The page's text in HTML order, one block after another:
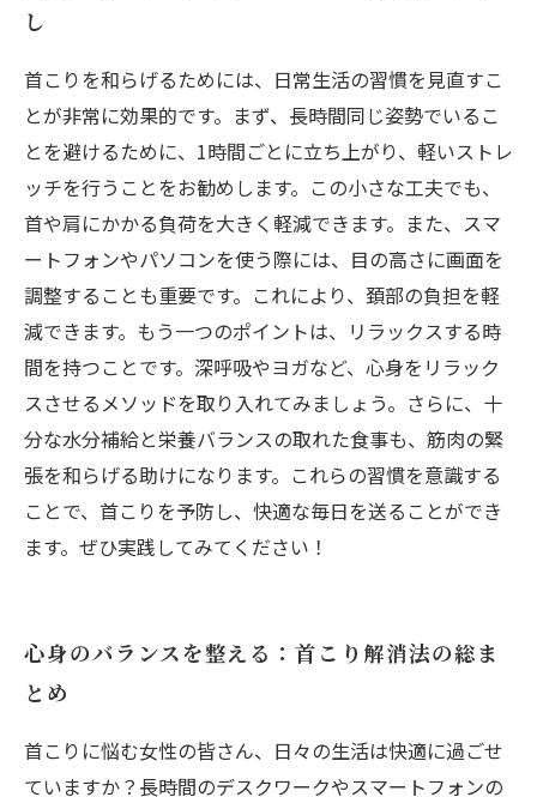
し
首こりを和らげるためには、日常生活の習慣を見直すこ
とが非常に効果的です。まず、長時間同じ姿勢でいるこ
とを避けるために、1時間ごとに立ち上がり、軽いストレ
ッチを行うことをお勧めします。この小さな工夫でも、
首や肩にかかる負荷を大きく軽減できます。また、スマ
ートフォンやパソコンを使う際には、目の高さに画面を
調整することも重要です。これにより、頚部の負担を軽
減できます。もう一つのポイントは、リラックスする時
間を持つことです。深呼吸やヨガなど、心身をリラック
スさせるメソッドを取り入れてみましょう。さらに、十
分な水分補給と栄養バランスの取れた食事も、筋肉の緊
張を和らげる助けになります。これらの習慣を意識する
ことで、首こりを予防し、快適な毎日を送ることができ
ます。ぜひ実践してみてください！
心身のバランスを整える：首こり解消法の総ま
とめ
首こりに悩む女性の皆さん、日々の生活は快適に過ごせ
ていますか？長時間のデスクワークやスマートフォンの